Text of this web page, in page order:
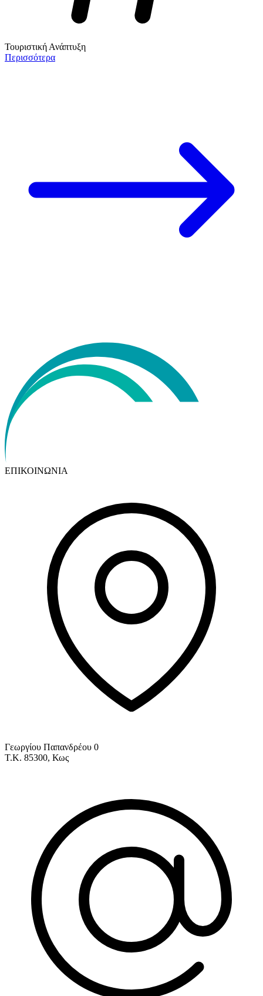
Τουριστική Ανάπτυξη
Περισσότερα
ΕΠΙΚΟΙΝΩΝΙΑ
Γεωργίου Παπανδρέου 0
Τ.Κ. 85300, Κως